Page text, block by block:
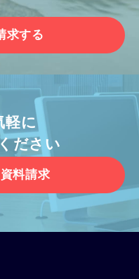
求する
に
ださい
料請求